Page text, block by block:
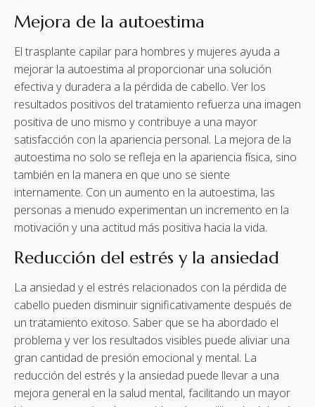
Mejora de la autoestima
El trasplante capilar para hombres y mujeres ayuda a
mejorar la autoestima al proporcionar una solución
efectiva y duradera a la pérdida de cabello. Ver los
resultados positivos del tratamiento refuerza una imagen
positiva de uno mismo y contribuye a una mayor
satisfacción con la apariencia personal. La mejora de la
autoestima no solo se refleja en la apariencia física, sino
también en la manera en que uno se siente
internamente. Con un aumento en la autoestima, las
personas a menudo experimentan un incremento en la
motivación y una actitud más positiva hacia la vida.
Reducción del estrés y la ansiedad
La ansiedad y el estrés relacionados con la pérdida de
cabello pueden disminuir significativamente después de
un tratamiento exitoso. Saber que se ha abordado el
problema y ver los resultados visibles puede aliviar una
gran cantidad de presión emocional y mental. La
reducción del estrés y la ansiedad puede llevar a una
mejora general en la salud mental, facilitando un mayor